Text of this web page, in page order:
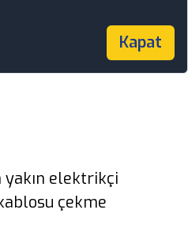
Kapat
yakın elektrikçi
çekme